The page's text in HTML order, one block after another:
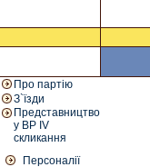
Про партію
З`їзди
Представництво
у ВР IV
скликання
Персоналії